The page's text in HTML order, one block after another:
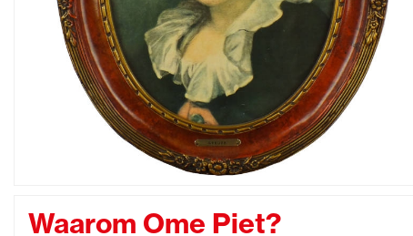
Waarom Ome Piet?